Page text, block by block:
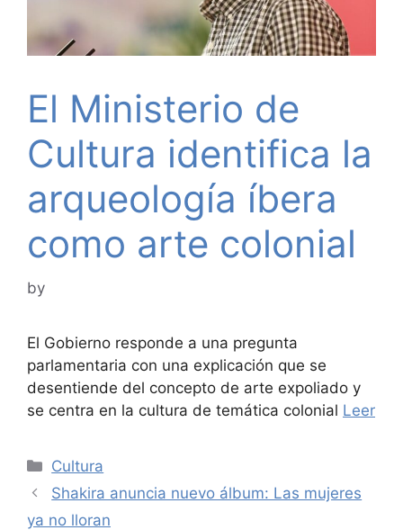
El Ministerio de
Cultura identifica la
arqueología íbera
como arte colonial
by
El Gobierno responde a una pregunta
parlamentaria con una explicación que se
desentiende del concepto de arte expoliado y
se centra en la cultura de temática colonial Leer
Categories
Cultura
Shakira anuncia nuevo álbum: Las mujeres
ya no lloran